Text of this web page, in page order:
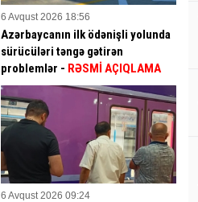
6 Avqust 2026 18:56
Azərbaycanın ilk ödənişli yolunda
sürücüləri təngə gətirən
problemlər - RƏSMİ AÇIQLAMA
6 Avqust 2026 09:24